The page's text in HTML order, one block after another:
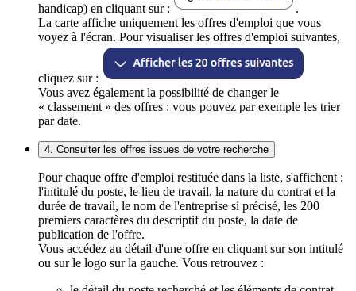
handicap) en cliquant sur :
.
La carte affiche uniquement les offres d'emploi que vous
voyez à l'écran. Pour visualiser les offres d'emploi suivantes,
cliquez sur :
Vous avez également la possibilité de changer le
« classement » des offres : vous pouvez par exemple les trier
par date.
4. Consulter les offres issues de votre recherche
Pour chaque offre d'emploi restituée dans la liste, s'affichent :
l'intitulé du poste, le lieu de travail, la nature du contrat et la
durée de travail, le nom de l'entreprise si précisé, les 200
premiers caractères du descriptif du poste, la date de
publication de l'offre.
Vous accédez au détail d'une offre en cliquant sur son intitulé
ou sur le logo sur la gauche. Vous retrouvez :